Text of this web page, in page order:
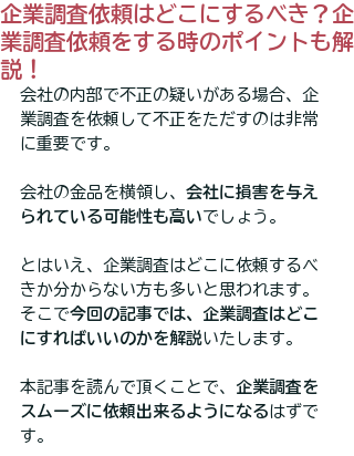
企業調査依頼はどこにするべき？企
業調査依頼をする時のポイントも解
説！
会社の内部で不正の疑いがある場合、企
業調査を依頼して不正をただすのは非常
に重要です。
会社の金品を横領し、 会社に損害を与え
られている可能性も高いでしょう。
とはいえ、企業調査はどこに依頼するべ
きか分からない方も多いと思われます。
そこで今回の記事では、企業調査はどこ
にすればいいのかを解説いたします。
本記事を読んで頂くことで、 企業調査を
スムーズに依頼出来るようになるはずで
す。